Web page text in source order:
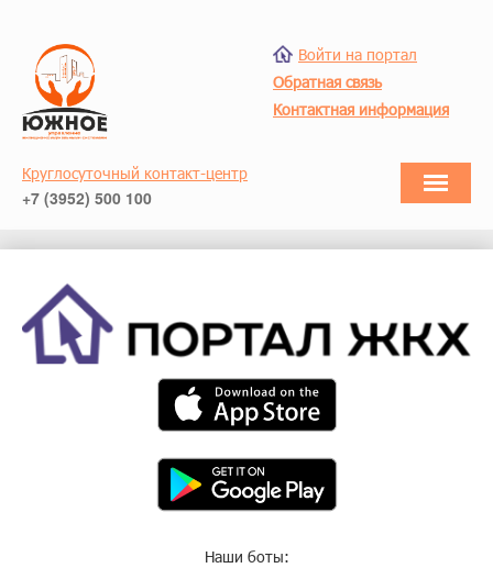
Войти на портал
Обратная связь
Контактная информация
Круглосуточный контакт-центр
+7 (3952) 500 100
Наши боты: